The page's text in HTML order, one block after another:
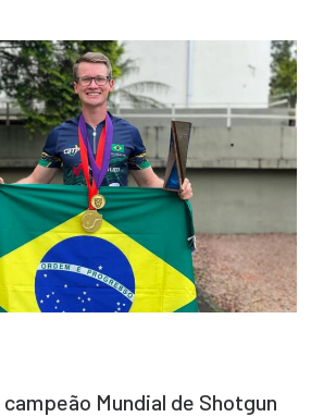
Mundial de Shotgun